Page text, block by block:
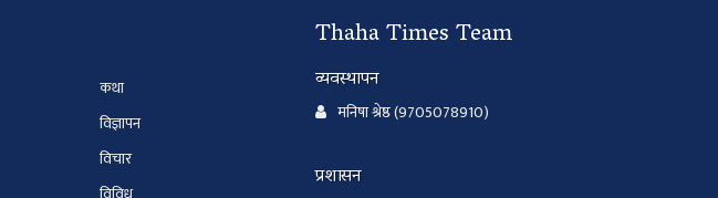
कथा
विज्ञापन
विचार
Thaha Times Team
व्यवस्थापन
मनिषा श्रेष्ठ (9705078910)
प्रशासन